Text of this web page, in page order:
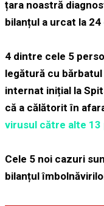
țara noastră
bilanțul a urcat la
4 dintre cele 5
legătură cu
internat inițial la
că a călătorit în
virusul către alte
Cele 5 noi cazuri
bilanțul